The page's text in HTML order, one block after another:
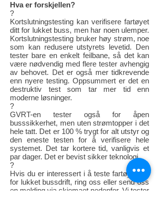
Hva er forskjellen?
?
Kortslutningstesting kan verifisere fartøyet
ditt for lukket buss, men har noen ulemper.
Kortslutningstesting bruker høy strøm, noe
som kan redusere utstyrets levetid. Den
tester bare en enkelt feilbane, så det kan
være nødvendig med flere tester avhengig
av behovet. Det er også mer tidkrevende
enn nyere testing. Oppsummert er det en
destruktiv test som tar mer tid enn
moderne løsninger.
?
GVRT-en tester også for åpen
busssikkerhet, men uten strømtopper i det
hele tatt. Det er 100 % trygt for alt utstyr og
den eneste testen for å verifisere hele
systemet. Det tar kortere tid, vanligvis et
par dager. Det er bevist sikker teknologi.
?
Hvis du er interessert i å teste fartøyet ditt
for lukket bussdrift, ring oss eller send oss
en melding via skjemaet nedenfor. Vi tester